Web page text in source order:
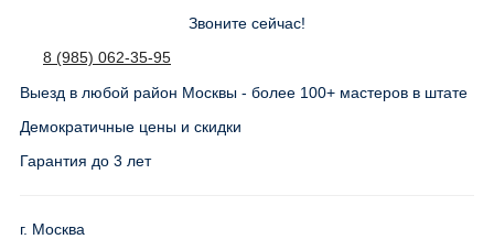
Звоните сейчас!
8 (985) 062-35-95
Выезд в любой район Москвы - более 100+ мастеров в штате
Демократичные цены и скидки
Гарантия до 3 лет
г. Москва